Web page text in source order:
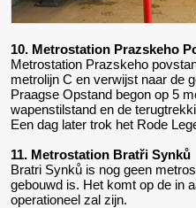
10. Metrostation Prazskeho
Metrostation Prazskeho
metrolijn C en verwijst naar de
Praagse Opstand begon op 5
wapenstilstand en de
Een dag later trok het Rode
11. Metrostation Bratři Synků
Bratri Synků is nog geen
gebouwd is. Het komt op de in
operationeel zal zijn.